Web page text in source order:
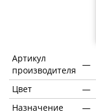
Артикул
производителя
—
Цвет —
Назначение
—